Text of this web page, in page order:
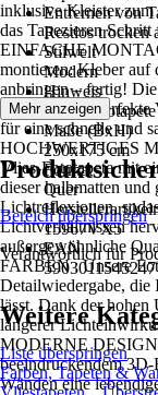
Entfernen von
Restlos trocken
Stilwelt
Modern
Hinweis
Vlies
Maße (BxH)
250x175 cm
Format
Quer
15967VX5
EAN
5903011545247
inklusive Kleister zum
das Tapezieren
EINFACHE
montieren: Kleber auf
anbringen – fertig!
sorgt für eine
für eine schnelle und
HOCHWERTIGES
Vlies-Fototapete mit
dieser halbmatten
Lichtreflexionen,
Lichtverhältnissen
außergewöhnliche
FARBEN : Unsere
Detailwiedergabe, die
lässt. Dank der hohen
längerer
MODERNE
beeindruckendem
Wänden eine
Mehr anzeigen
Bereich überspringen
Verantwortlich für
Weitere
Liste überspringen
Farben, Tapeten &